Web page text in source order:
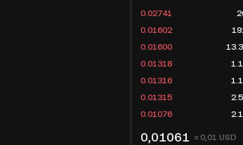
0.02741
0.01602
0.01600
0.01318
0.01316
0.01315
0.01076
0,01061 ≈ 0,01 USD